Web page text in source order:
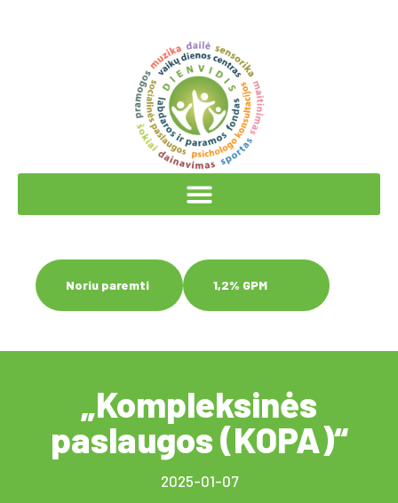
Noriu paremti 1,2% GPM
„Kompleksinės
paslaugos (KOPA)“
2025-01-07